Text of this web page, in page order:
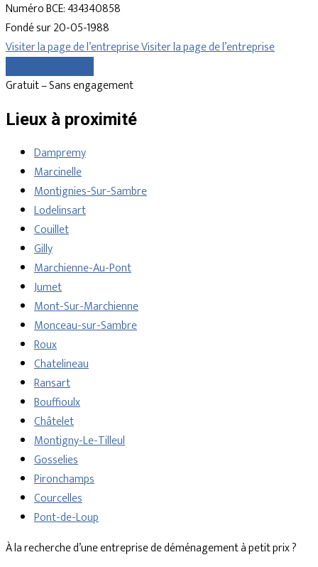
Numéro BCE: 434340858
Fondé sur 20-05-1988
Visiter la page de l’entrepriseVisiter la page de l’entreprise
Gratuit – Sans engagement
Lieux à proximité
Dampremy
Marcinelle
Montignies-Sur-Sambre
Lodelinsart
Couillet
Gilly
Marchienne-Au-Pont
Jumet
Mont-Sur-Marchienne
Monceau-sur-Sambre
Roux
Chatelineau
Ransart
Bouffioulx
Châtelet
Montigny-Le-Tilleul
Gosselies
Pironchamps
Courcelles
Pont-de-Loup
À la recherche d’une entreprise de déménagement à petit prix ?